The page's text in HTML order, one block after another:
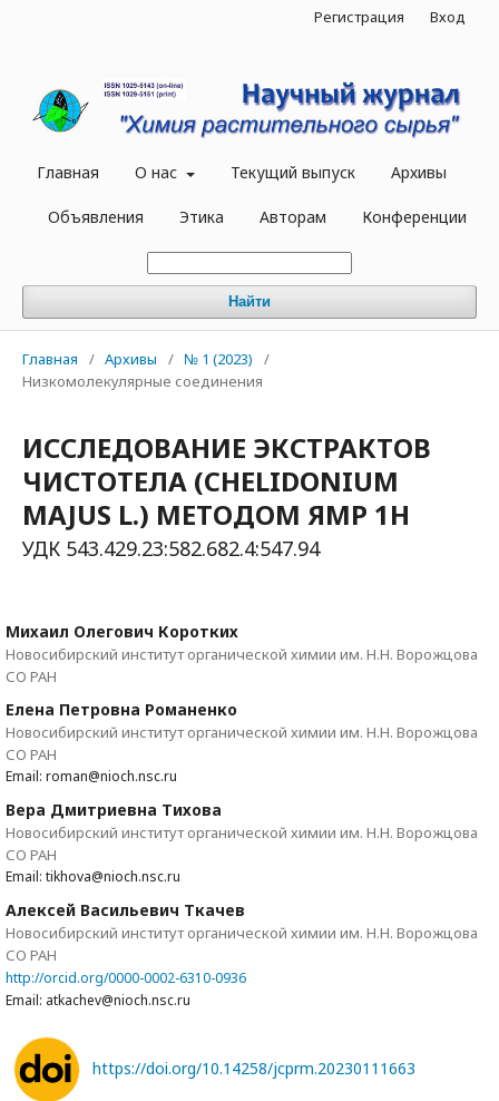
Главная О нас Текущий выпуск Архивы
Объявления Этика Авторам Конференции
Найти
Регистрация Вход
Главная / Архивы / № 1 (2023)
/
Низкомолекулярные соединения
ИССЛЕДОВАНИЕ ЭКСТРАКТОВ
ЧИСТОТЕЛА (CHELIDONIUM
MAJUS L.) МЕТОДОМ ЯМР 1H
УДК 543.429.23:582.682.4:547.94
Михаил Олегович Коротких
Новосибирский институт органической химии им. Н.Н. Ворожцова
СО РАН
Елена Петровна Романенко
Новосибирский институт органической химии им. Н.Н. Ворожцова
СО РАН
Email: roman@nioch.nsc.ru
Вера Дмитриевна Тихова
Новосибирский институт органической химии им. Н.Н. Ворожцова
СО РАН
Email: tikhova@nioch.nsc.ru
Алексей Васильевич Ткачев
Новосибирский институт органической химии им. Н.Н. Ворожцова
СО РАН
http://orcid.org/0000-0002-6310-0936
Email: atkachev@nioch.nsc.ru
https://doi.org/10.14258/jcprm.20230111663